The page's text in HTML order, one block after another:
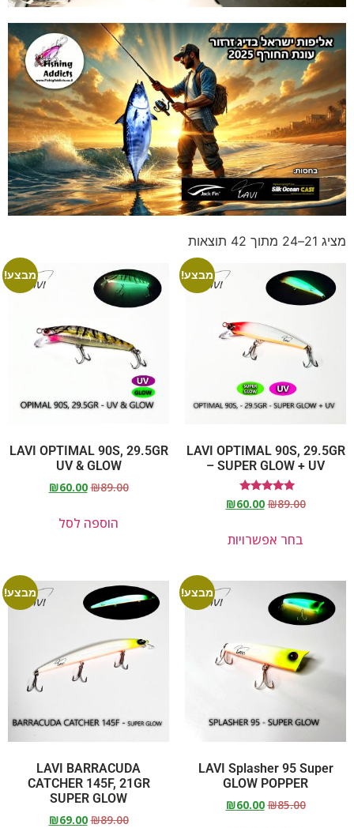
מציג 21–24 מתוך 42 תוצאות
מבצע!
LAVI OPTIMAL 90S, 29.5GR
– SUPER GLOW + UV
דורג
5.00
₪89.00
₪60.00
בחר אפשרויות
מבצע!
LAVI OPTIMAL 90S, 29.5GR
UV & GLOW
₪89.00
₪60.00
הוספה לסל
מבצע!
LAVI Splasher 95 Super
GLOW POPPER
₪85.00
₪60.00
מבצע!
LAVI BARRACUDA
CATCHER 145F, 21GR
SUPER GLOW
₪89.00
₪69.00